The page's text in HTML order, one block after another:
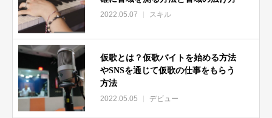
2022.05.07 スキル
仮歌とは？仮歌バイトを始める方法
やSNSを通じて仮歌の仕事をもらう
方法
2022.05.05 デビュー